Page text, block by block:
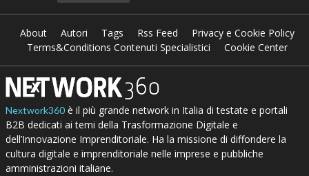
About Autori Tags Rss Feed
Privacy e Cookie Policy
Terms&Conditions Contenuti Specialistici
Cookie Center
Nextwork360è il più grande network in Italia di testate e portali
B2B dedicati ai temi della Trasformazione Digitale e
dell’Innovazione Imprenditoriale. Ha la missione di diffondere la
cultura digitale e imprenditoriale nelle imprese e pubbliche
amministrazioni italiane.